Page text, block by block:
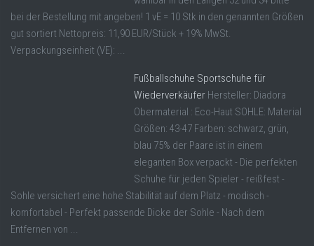
bei der Bestellung mit angeben! 1 vE = 10 Stk in den genannten Größen
gut sortiert Nettopreis: 11,90 EUR/Stück + 19% MwSt.
Verpackungseinheit (VE): ...
Fußballschuhe Sportschuhe für
Wiederverkäufer Hersteller: Diadora
Obermaterial : Eco-Haut SOHLE: Material
Größen: 43-47 Farben: schwarz, grün,
blau 75% der Paare ist in einem
eleganten Box verpackt - Die perfekten
Schuhe für jeden Spieler - reißfest -
Sohle versichert eine hohe Stabilität auf dem Platz - modisch -
komfortabel - Perfekt passende Dicke der Sohle - Nach dem
Entfernen von ...